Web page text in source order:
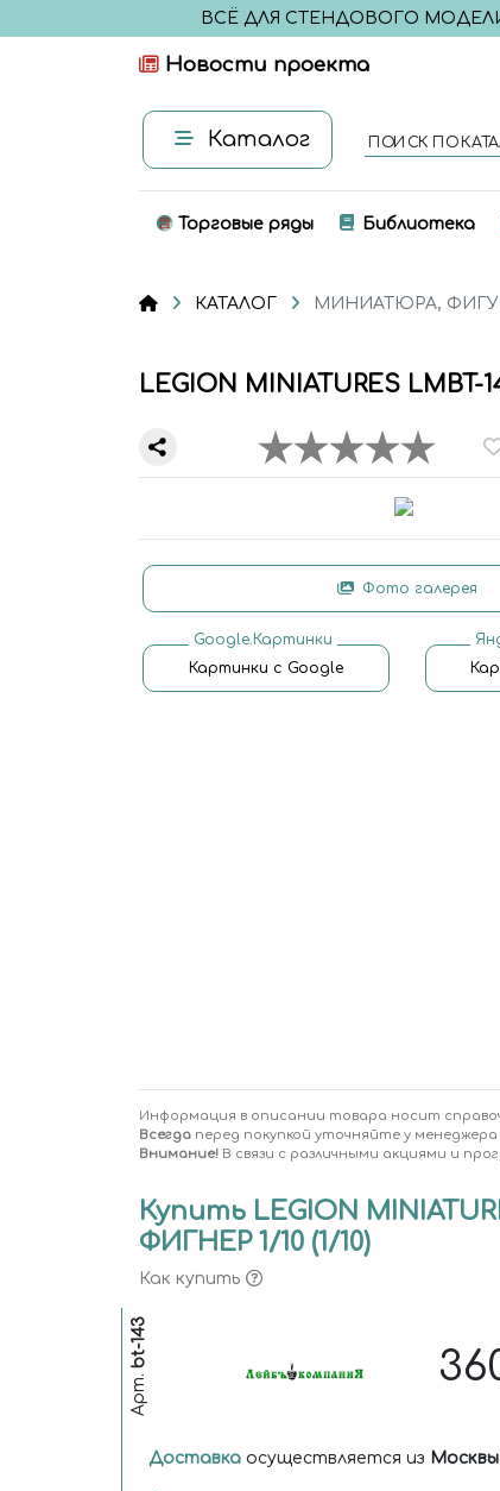
ВСЁ ДЛЯ СТЕНДОВОГО
Новости проекта
Каталог ПОИСК ПО
Торговые ряды Библиотека
КАТАЛОГ МИНИАТЮРА,
LEGION MINIATURES
Фото галерея
Google.Картинки
Картинки с Google
Информация в описании товара носит
Всегда перед покупкой уточняйте у
Внимание! В связи с различными акциями и
Купить LEGION
ФИГНЕР 1/10 (1/10)
Как купить
Арт.
bt-143
Доставка осуществляется из Москвы